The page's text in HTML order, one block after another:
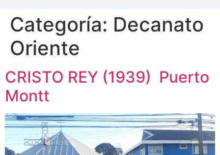
Categoría: Decanato
Oriente
CRISTO REY (1939) Puerto
Montt